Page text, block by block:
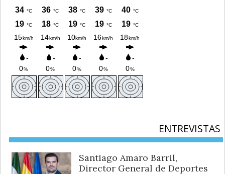
ENTREVISTAS
Santiago Amaro Barril,
Director General de Deportes